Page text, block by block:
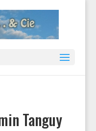
Tanguy